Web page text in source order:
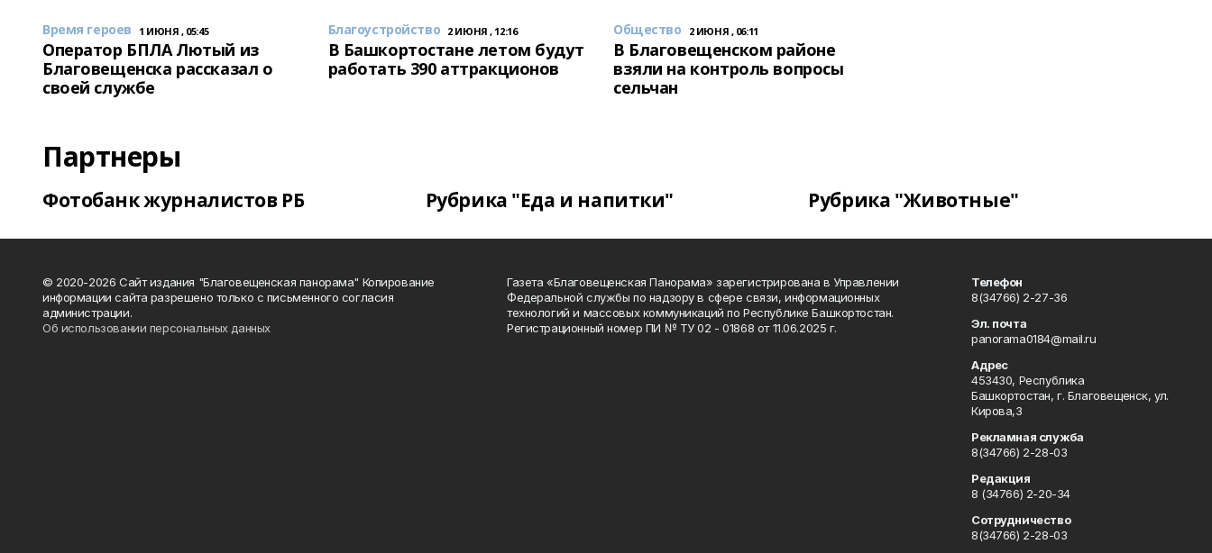
Время героев 1 ИЮНЯ , 05:45
Оператор БПЛА Лютый из
Благовещенска рассказал о
своей службе
Благоустройство 2 ИЮНЯ , 12:16
В Башкортостане летом будут
работать 390 аттракционов
Общество 2 ИЮНЯ , 06:11
В Благовещенском районе
взяли на контроль вопросы
сельчан
Партнеры
Фотобанк журналистов РБ Рубрика "Еда и напитки" Рубрика "Животные"
© 2020-2026 Сайт издания "Благовещенская панорама" Копирование
информации сайта разрешено только с письменного согласия
администрации.
Об использовании персональных данных
Газета «Благовещенская Панорама» зарегистрирована в Управлении
Федеральной службы по надзору в сфере связи, информационных
технологий и массовых коммуникаций по Республике Башкортостан.
Регистрационный номер ПИ № ТУ 02 - 01868 от 11.06.2025 г.
Телефон
8(34766) 2-27-36
Эл. почта
panorama0184@mail.ru
Адрес
453430, Республика
Башкортостан, г. Благовещенск, ул.
Кирова,3
Рекламная служба
8(34766) 2-28-03
Редакция
8 (34766) 2-20-34
Сотрудничество
8(34766) 2-28-03